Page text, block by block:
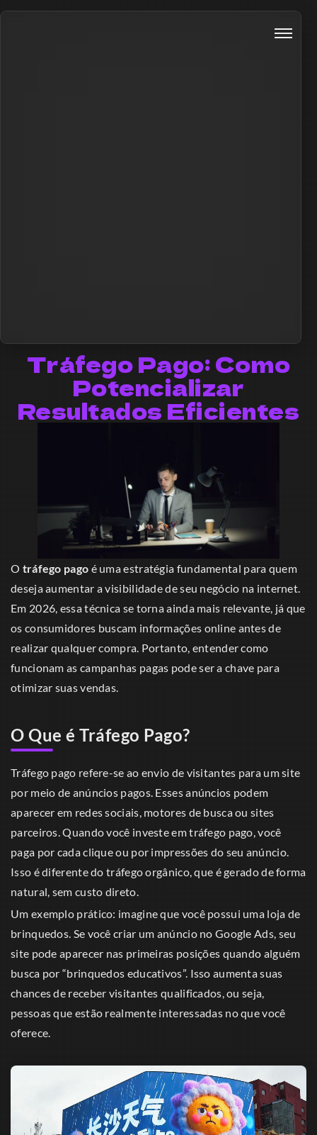
Tráfego Pago: Como
Potencializar
Resultados Eficientes
O tráfego pago é uma estratégia fundamental para quem
deseja aumentar a visibilidade de seu negócio na internet.
Em 2026, essa técnica se torna ainda mais relevante, já que
os consumidores buscam informações online antes de
realizar qualquer compra. Portanto, entender como
funcionam as campanhas pagas pode ser a chave para
otimizar suas vendas.
O Que é Tráfego Pago?
Tráfego pago refere-se ao envio de visitantes para um site
por meio de anúncios pagos. Esses anúncios podem
aparecer em redes sociais, motores de busca ou sites
parceiros. Quando você investe em tráfego pago, você
paga por cada clique ou por impressões do seu anúncio.
Isso é diferente do tráfego orgânico, que é gerado de forma
natural, sem custo direto.
Um exemplo prático: imagine que você possui uma loja de
brinquedos. Se você criar um anúncio no Google Ads, seu
site pode aparecer nas primeiras posições quando alguém
busca por “brinquedos educativos”. Isso aumenta suas
chances de receber visitantes qualificados, ou seja,
pessoas que estão realmente interessadas no que você
oferece.